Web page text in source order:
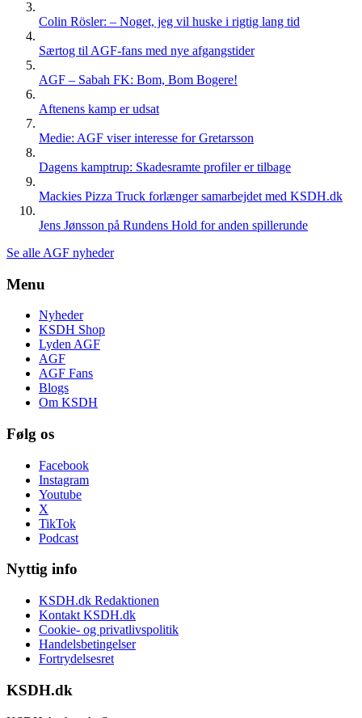
Colin Rösler: – Noget, jeg vil huske i rigtig lang tid
Særtog til AGF-fans med nye afgangstider
AGF – Sabah FK: Bom, Bom Bogere!
Aftenens kamp er udsat
Medie: AGF viser interesse for Gretarsson
Dagens kamptrup: Skadesramte profiler er tilbage
Mackies Pizza Truck forlænger samarbejdet med KSDH.dk
Jens Jønsson på Rundens Hold for anden spillerunde
Se alle AGF nyheder
Menu
Nyheder
KSDH Shop
Lyden AGF
AGF
AGF Fans
Blogs
Om KSDH
Følg os
Facebook
Instagram
Youtube
X
TikTok
Podcast
Nyttig info
KSDH.dk Redaktionen
Kontakt KSDH.dk
Cookie- og privatlivspolitik
Handelsbetingelser
Fortrydelsesret
KSDH.dk